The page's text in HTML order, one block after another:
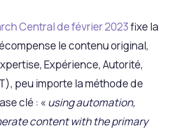
Central de février 2023fixe la
le contenu original,
Expérience, Autorité,
peu importe la méthode de
clé : « using automation,
content with the primary